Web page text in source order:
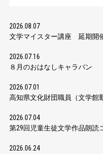
2026.08.07
文学マイスター講座 延期開
2026.07.16
８月のおはなしキャラバン
2026.07.01
高知県文化財団職員（文学館
2026.07.04
第29回児童生徒文学作品朗
2026.06.24